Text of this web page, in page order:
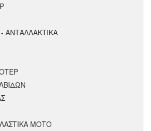
ΑΝΤΑΛΛΑΚΤΙΚΑ
ΜΟΤΟ